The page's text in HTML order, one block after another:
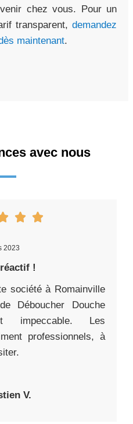
chez vous. Pour un
transparent, demandez
maintenant.
avec nous
2023
!
société à Romainville
Déboucher Douche
impeccable. Les
professionnels, à
V.